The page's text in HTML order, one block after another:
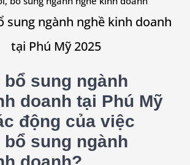
sung ngành nghề kinh doanh
tại Phú Mỹ 2025
sung ngành
doanh tại Phú Mỹ
động của việc
sung ngành